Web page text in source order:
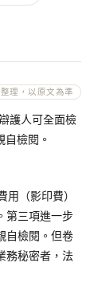
理，以原文為準
護人可全面檢
檢閱。
（影印費）
第三項進一步
自檢閱。但卷
務秘密者，法